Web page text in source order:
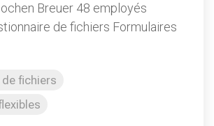
Breuer 48 employés
de fichiers Formulaires
fichiers